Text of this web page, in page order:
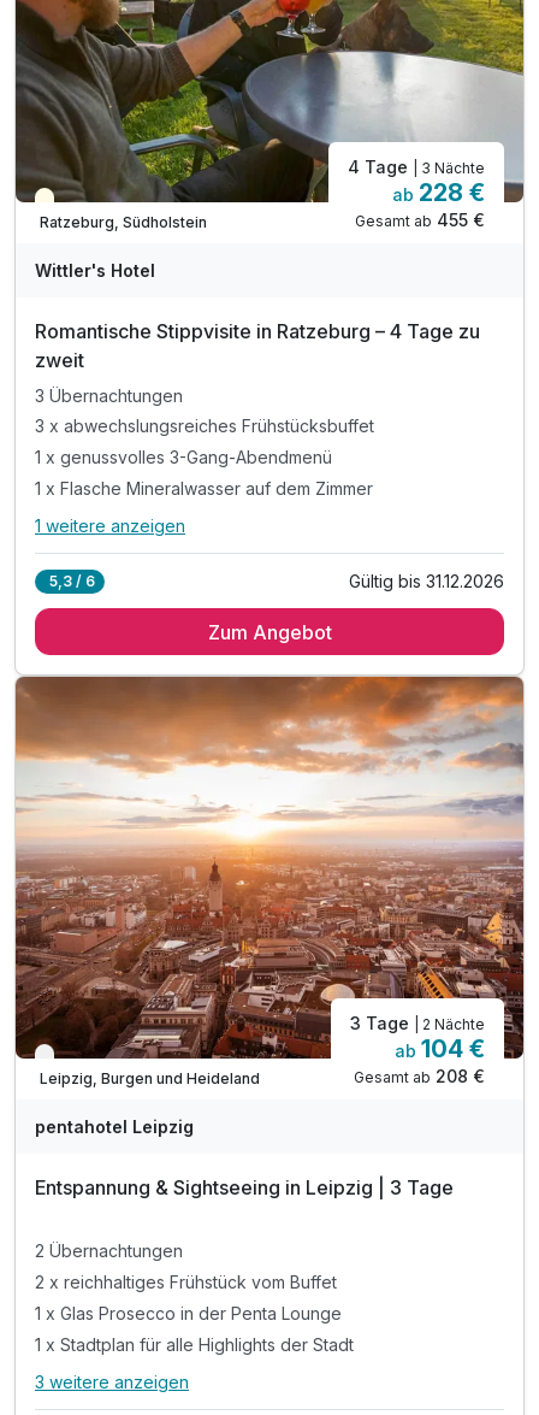
Teilweise ausgelastet
Ratzeburg, Südholstein
4 Tage | 3 Nächte
ab 228 €
Gesamt ab 455 €
Wittler's Hotel
Romantische Stippvisite in Ratzeburg – 4 Tage zu
zweit
3 Übernachtungen
3 x abwechslungsreiches Frühstücksbuffet
1 x genussvolles 3-Gang-Abendmenü
1 x Flasche Mineralwasser auf dem Zimmer
Alle Inklusivleistungen
3 x abwechslungsreiches Frühstücksbuffet
1 x Flasche Mineralwasser auf dem Zimmer
inkl. WLAN
1 weitere anzeigen
5,3 / 6 Gültig bis 31.12.2026
Zum Angebot
WAR
202
Verfügbar bis Dezember
Leipzig, Burgen und Heideland
3 Tage | 2 Nächte
ab 104 €
Gesamt ab 208 €
pentahotel Leipzig
Entspannung & Sightseeing in Leipzig | 3 Tage
2 Übernachtungen
2 x reichhaltiges Frühstück vom Buffet
1 x Glas Prosecco in der Penta Lounge
1 x Stadtplan für alle Highlights der Stadt
Alle Inklusivleistungen
3 weitere anzeigen